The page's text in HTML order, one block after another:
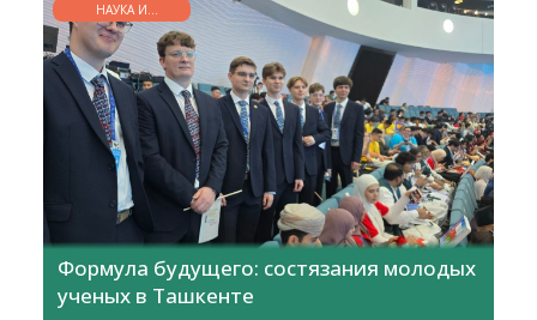
НАУКА И
ОБРАЗОВАНИЕ
Формула будущего: состязания молодых
ученых в Ташкенте